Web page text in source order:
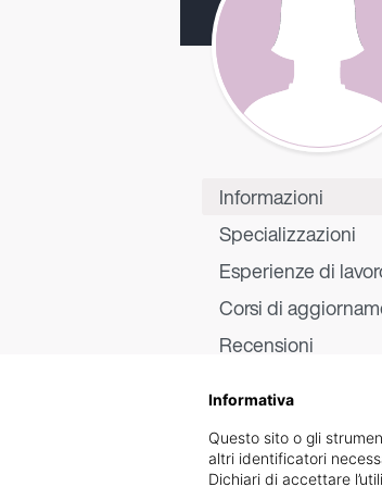
Informazioni
Specializzazioni
Esperienze di
Corsi di
Recensioni
Informativa
Questo sito o gli
altri identificatori
Dichiari di accettare